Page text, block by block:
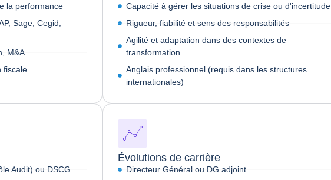
la performance
Sage, Cegid,
M&A
fiscale
Capacité à gérer les situations de crise ou d'incertitude
Rigueur, fiabilité et sens des responsabilités
Agilité et adaptation dans des contextes de
transformation
Anglais professionnel (requis dans les structures
internationales)
Audit) ou DSCG
Évolutions de carrière
Directeur Général ou DG adjoint